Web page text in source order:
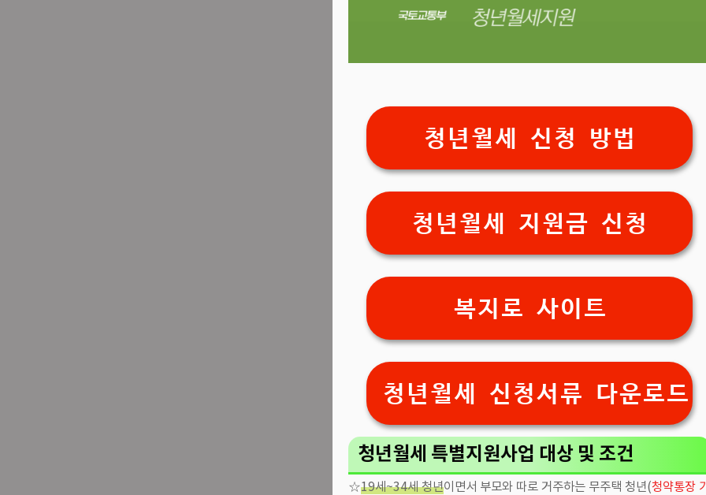
청년월세 신청 방법
청년월세 지원금 신청
복지로 사이트
청년월세 신청서류 다운로드
청년월세 특별지원사업 대상 및 조건
☆19세~34세 청년이면서 부모와 따로 거주하는 무주택 청년(청약통장